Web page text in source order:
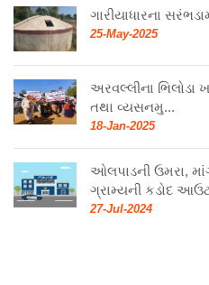
ગારીયાધારના
25-May-2025
અરવલ્લીના ભિલોડા
તથા વ્યસનમુ...
18-Jan-2025
ઓલપાડની ઉમરા,
ગ્રામ્યની કડોદ
27-Jul-2024